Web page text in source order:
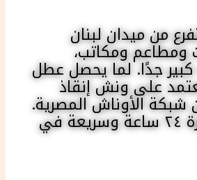
من ميدان لبنان
ومطاعم ومكاتب،
جدًا. لما يحصل عطل
على ونش إنقاذ
شبكة الأوناش المصرية.
الخدمة متوفرة ٢٤ ساعة وسريعة في